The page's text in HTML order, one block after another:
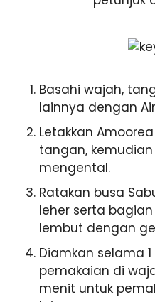
Basahi wajah,
lainnya dengan
Letakkan
tangan,
mengental.
Ratakan busa
leher serta
lembut dengan
Diamkan selama
pemakaian di
menit untuk